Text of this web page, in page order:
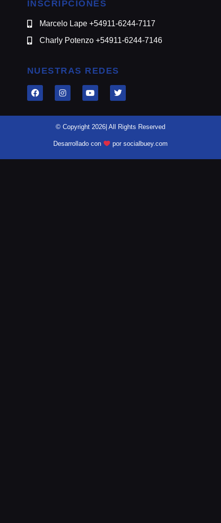
INSCRIPCIONES
Marcelo Lape +54911-6244-7117
Charly Potenzo +54911-6244-7146
NUESTRAS REDES
© Copyright 2026| All Rights Reserved
Desarrollado con por socialbuey.com